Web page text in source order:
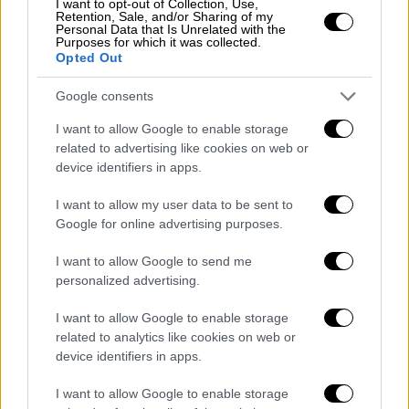
I want to opt-out of Collection, Use,
Retention, Sale, and/or Sharing of my
Personal Data that Is Unrelated with the
Purposes for which it was collected.
Opted Out
Google consents
I want to allow Google to enable storage
related to advertising like cookies on web or
device identifiers in apps.
I want to allow my user data to be sent to
Google for online advertising purposes.
I want to allow Google to send me
personalized advertising.
I want to allow Google to enable storage
related to analytics like cookies on web or
device identifiers in apps.
I want to allow Google to enable storage
Παράλληλα η Novaμεγαλώνει το δίκτυο
καταστημάτων της,που θα περιλαμβάνει
σχεδόν 300 σημεία, και εγκαινιάζει ένα
καίνουριο website παρέχοντας 24ωρη
εξυπηρέτηση πελατών.
Υπενθυμίζεται ότι η Νova είναι μέλος του
United Group και είναι ο πάροχος που
προέρχεται από την ενοποίηση της Nova με
την Wind έχοντας αυτή τη στιγμή πελατειακή
σταθερής, internet και συνδρομητικής
τηλεόρασης.
«Ένα νέο κεφάλαιο για τον κλάδο
στην Ελλάδα»
Παναγιώτης Γεωργιόπουλος, CEO της